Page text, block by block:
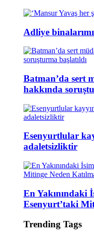
Adliye
Batman’da sert
hakkında
Esenyurtlular
adaletsizliktir
En Yakınındaki
Esenyurt’taki
Trending Tags